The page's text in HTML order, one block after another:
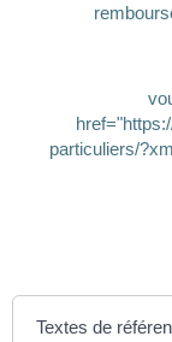
particuliers/
Textes de